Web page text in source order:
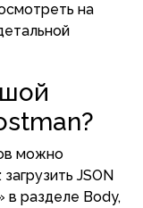
на
можно
JSON
в разделе Body,